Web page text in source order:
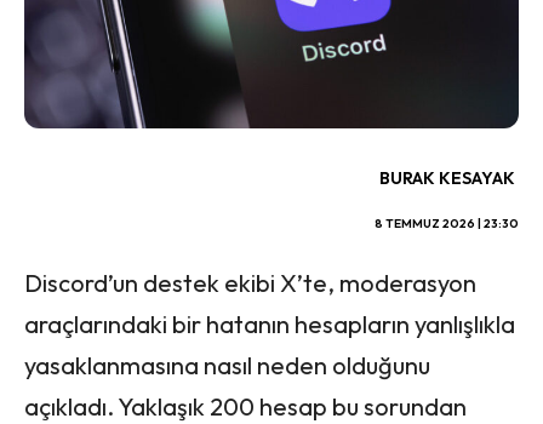
BURAK KESAYAK
8 TEMMUZ 2026 | 23:30
Discord’un destek ekibi X’te, moderasyon
araçlarındaki bir hatanın hesapların yanlışlıkla
yasaklanmasına nasıl neden olduğunu
açıkladı. Yaklaşık 200 hesap bu sorundan